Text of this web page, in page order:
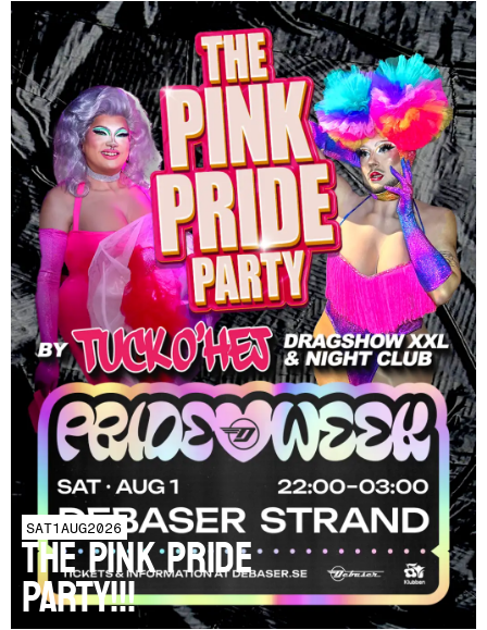
SAT1AUG2026
THE PINK PRIDE
PARTY!!!